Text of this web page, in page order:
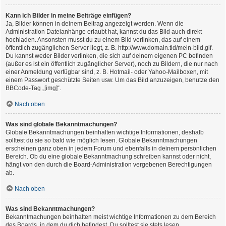
Kann ich Bilder in meine Beiträge einfügen?
Ja, Bilder können in deinem Beitrag angezeigt werden. Wenn die
Administration Dateianhänge erlaubt hat, kannst du das Bild auch direkt
hochladen. Ansonsten musst du zu einem Bild verlinken, das auf einem
öffentlich zugänglichen Server liegt, z. B. http://www.domain.tld/mein-bild.gif.
Du kannst weder Bilder verlinken, die sich auf deinem eigenen PC befinden
(außer es ist ein öffentlich zugänglicher Server), noch zu Bildern, die nur nach
einer Anmeldung verfügbar sind, z. B. Hotmail- oder Yahoo-Mailboxen, mit
einem Passwort geschützte Seiten usw. Um das Bild anzuzeigen, benutze den
BBCode-Tag „[img]“.
Nach oben
Was sind globale Bekanntmachungen?
Globale Bekanntmachungen beinhalten wichtige Informationen, deshalb
solltest du sie so bald wie möglich lesen. Globale Bekanntmachungen
erscheinen ganz oben in jedem Forum und ebenfalls in deinem persönlichen
Bereich. Ob du eine globale Bekanntmachung schreiben kannst oder nicht,
hängt von den durch die Board-Administration vergebenen Berechtigungen
ab.
Nach oben
Was sind Bekanntmachungen?
Bekanntmachungen beinhalten meist wichtige Informationen zu dem Bereich